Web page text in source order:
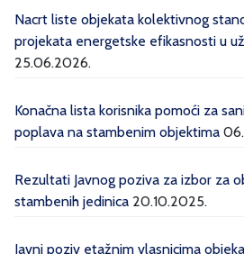
Nacrt liste objekata kolektivnog
projekata energetske efikasnosti u
25.06.2026.
Konačna lista korisnika pomoći za
poplava na stambenim objektima
Rezultati Javnog poziva za izbor za
stambenih jedinica 20.10.2025.
Javni poziv etažnim vlasnicima